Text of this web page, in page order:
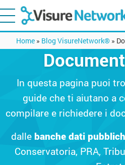
Home » Blog VisureNetwork® »
In questa pagina puoi
guide che ti aiutano a
compilare e richiedere i
dalle banche dati
Conservatoria, PRA,